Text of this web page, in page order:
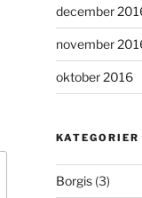
december
november
oktober 2016
KATEGORIER
Borgis(3)